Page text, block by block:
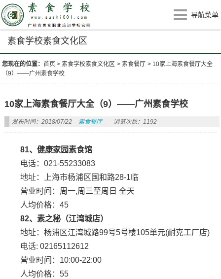
导航菜单
素食学校素食文化区
您现在的位置：首页 >素食学校素食文化区 >素食餐厅 > 10家上海素食餐厅大全
（9）——广州素食学校
10家上海素食餐厅大全（9）——广州素食学校
发布时间：2018/07/22 素食餐厅 浏览次数：1192
81、健康家园素食馆
电话：021-55233083
地址：上海市杨浦区国和路28-1临
营业时间：周一,周三至周日 全天
人均价格：45
82、素之秘（江湾城店）
地址：杨浦区江湾城路99号5号楼105单元(耐克工厂店)
电话: 02165112612
营业时间：10:00-22:00
人均价格：55